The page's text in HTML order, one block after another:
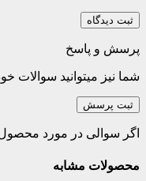
پرسش و پاسخ
شما نیز میتوانید سوالات
ثبت پرسش
اگر سوالی در مورد
محصولات مشابه